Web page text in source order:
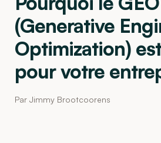
(Generative
Optimization)
pour votre
Par Jimmy Brootcoorens